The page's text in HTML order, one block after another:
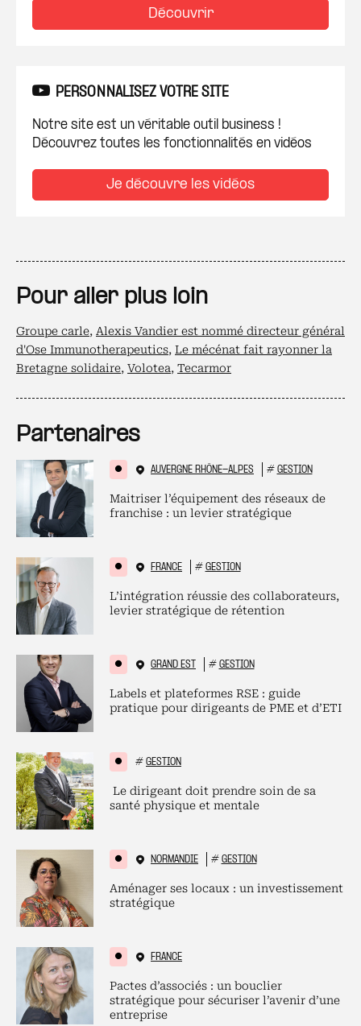
Découvrir
PERSONNALISEZ VOTRE SITE
Notre site est un véritable outil business !
Découvrez toutes les fonctionnalités en vidéos
Je découvre les vidéos
Pour aller plus loin
Groupe carle, Alexis Vandier est nommé directeur général
d'Ose Immunotherapeutics, Le mécénat fait rayonner la
Bretagne solidaire, Volotea, Tecarmor
Partenaires
AUVERGNE RHÔNE-ALPES # GESTION
Maitriser l’équipement des réseaux de
franchise : un levier stratégique
FRANCE # GESTION
L’intégration réussie des collaborateurs,
levier stratégique de rétention
GRAND EST # GESTION
Labels et plateformes RSE : guide
pratique pour dirigeants de PME et d’ETI
# GESTION
Le dirigeant doit prendre soin de sa
santé physique et mentale
NORMANDIE # GESTION
Aménager ses locaux : un investissement
stratégique
FRANCE
Pactes d’associés : un bouclier
stratégique pour sécuriser l’avenir d’une
entreprise